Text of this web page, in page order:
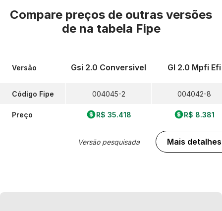
Compare preços de outras versões
de na tabela Fipe
Versão
Código Fipe
Preço
Gsi 2.0 Conversivel
004045-2
R$ 35.418
Versão pesquisada
Gl 2.0 Mpfi Efi
004042-8
R$ 8.381
Mais detalhes